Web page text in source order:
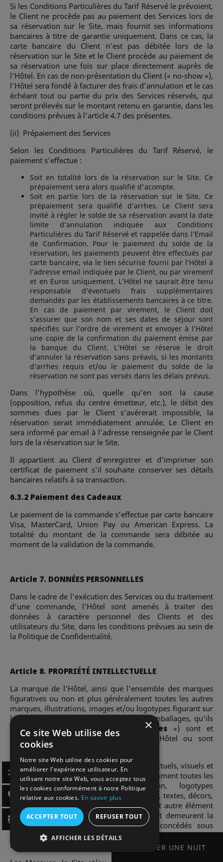
RÉSERVER UNE NUIT
RÉSERVER UNE NUIT
Si les Conditions Particulières du Tarif Réservé le prévoient,
le Client ne procède pas au paiement des Services lors de
sa réservation sur le Site, mais fournit ses informations
bancaires à titre de garantie uniquement. Dans ce cas, la
carte bancaire du Client n’est pas débitée lors de la
réservation sur le Site et le Client procède au paiement de
sa réservation une fois sur place directement auprès de
l’Hôtel. En cas de non-présentation du Client (« no-show »),
l’Hôtel sera fondé à facturer des frais d’annulation et le cas
échéant tout ou partie du prix des Services réservés, qui
seront prélevés sur le montant retenu en garantie, dans les
conditions prévues à l’article 4.7 des présentes.
(ii) Prépaiement des Services
Selon les Conditions Particulières du Tarif Réservé, le
paiement s’effectue :
Soit en totalité lors de la réservation sur le Site. Ce
prépaiement sera alors qualifié d'acompte.
Soit en partie lors de la réservation sur le Site. Ce
prépaiement sera qualifié d’arrhes. Le Client sera
invité à régler le solde de sa réservation avant la date
limite d’annulation indiquée aux Conditions
Particulières du Tarif Réservé et rappelée dans l’Email
de Confirmation. Pour le paiement du solde de la
réservation, les paiements peuvent être effectués par
carte bancaire, via le lien sécurisé fourni par l’Hôtel à
l’adresse email indiquée par le Client, ou par virement
et en Euros uniquement. L’Hôtel ne saurait être tenu
responsable d’éventuels frais supplémentaires
demandés par les établissements bancaires à ce titre.
En cas de paiement par virement, le Client doit
s’assurer que son nom et ses dates de séjour sont
spécifiés sur l’ordre de virement et envoyer à l’Hôtel
une copie de la confirmation du paiement émise par
la banque du Client. L’Hôtel se réserve le droit
d’annuler la réservation sans préavis, si les montants
d’arrhes requis et/ou le paiement du solde de la
réservation ne sont pas versés dans les délais prévus.
Dans l'hypothèse où, quelle qu’en soit la cause
(opposition, refus du centre émetteur, etc.), le débit des
sommes dues par le Client s'avérerait impossible, la
réservation serait immédiatement annulée. Le Client en
sera informé par email à l’adresse renseignée par le Client
lors de la réservation sur le Site.
Il appartient au Client d’enregistrer et d’imprimer son
certificat de paiement s’il souhaite conserver ses détails
bancaires relatifs à sa transaction.
6.3.2 Paiement des Cadeaux
Le paiement de la commande s’effectue par carte bancaire
Visa, MasterCard, Union Pay ou American Express. La
totalité du montant de la commande sera débitée au
moment de la validation de la commande.
Article 7. DONNÉES PERSONNELLES
Dans le cadre de l’exécution des Services ou du traitement
d’une commande, l’Hôtel sont amenés à traiter des
données à caractère personnel des Clients et des
utilisateurs du Site, dans les conditions prévues au sein de
la Politique de Confidentialité.
Article 8. PROPRIÉTÉ INTELLECTUELLE
La marque de l’Hôtel, ainsi que l’ensemble des marques
figuratives ou non et plus généralement toutes les autres
marques, illustrations, images et/ou logotypes figurant sur
les Cadeaux, leurs accessoires ou leurs emballages, qu’ils
soient déposés ou non (les «
Marques ») sont et
demeurent la propriété exclusive de l’Hôtel ou sont
concédés sous licence à l’Hôtel.
Le Site et tous les éléments graphiques, textuels, visuels et
photographiques y figurant, à savoir notamment toutes les
illustrations, marques figuratives ou non, logotypes
images, dessins, photographies, caractères, textes, décors,
modes de présentation, graphisme ou tout autre élément
du Site (ci-après le «Contenu ») sont et demeurent la
propriété exclusive de l’Hôtel ou sont concédés sous
licence à l’Hôtel et sont protégés notamment par des
droits de propriété intellectuelle.
×
Ce site Web utilise des
cookies
Notre site Web utilise des cookies pour
améliorer l'expérience utilisateur. En
utilisant notre site Web, vous acceptez tous
les cookies conformément à notre Politique
relative aux cookies. En savoir plus
ACCEPTER TOUT REFUSER TOUT
AFFICHER LES DÉTAILS